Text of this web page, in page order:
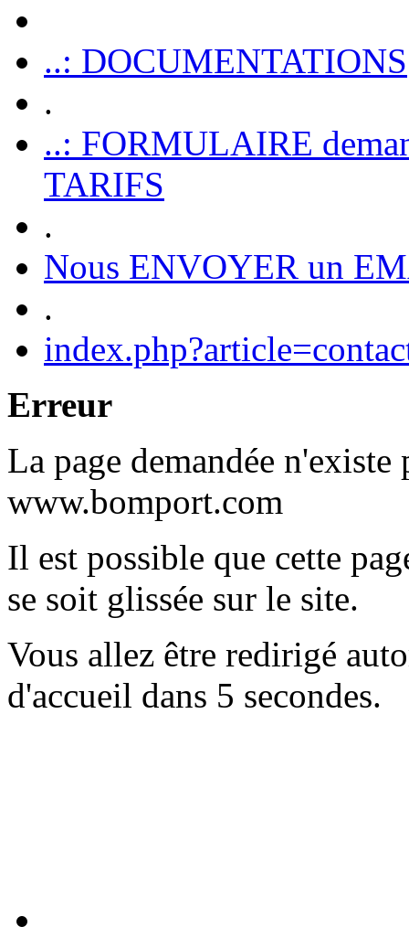
..: DOCUMENTATIONS
.
..: FORMULAIRE
TARIFS
.
Nous ENVOYER un
.
Erreur
La page demandée n'existe
www.bomport.com
Il est possible que cette
se soit glissée sur le site.
Vous allez être redirigé
d'accueil dans 5 secondes.